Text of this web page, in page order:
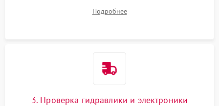
циркуляционному насосу, ТЭНу и сливной помпе.
Подробнее
3. Проверка гидравлики и электроники